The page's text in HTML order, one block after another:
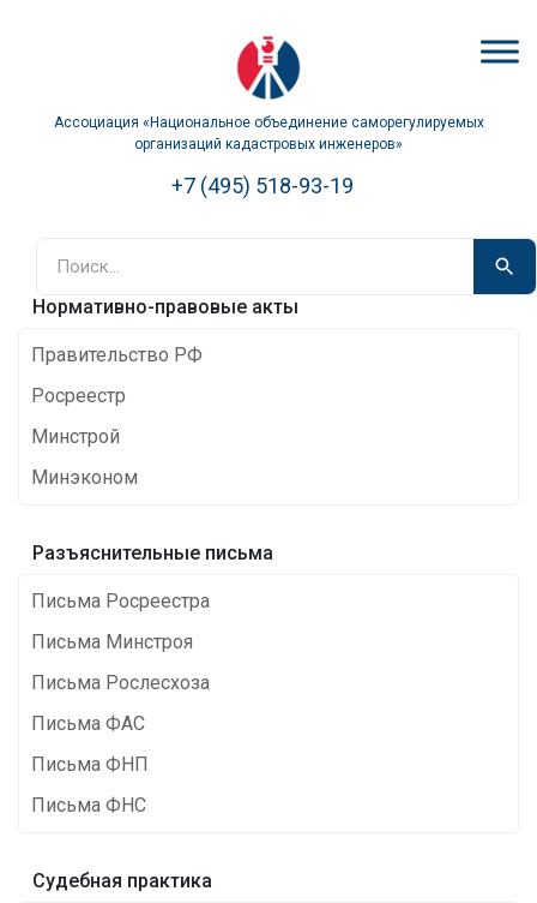
Ассоциация «Национальное объединение саморегулируемых
организаций кадастровых инженеров»
+7 (495) 518-93-19
Нормативно-правовые акты
Правительство РФ
Росреестр
Минстрой
Минэконом
Разъяснительные письма
Письма Росреестра
Письма Минстроя
Письма Рослесхоза
Письма ФАС
Письма ФНП
Письма ФНС
Cудебная практика